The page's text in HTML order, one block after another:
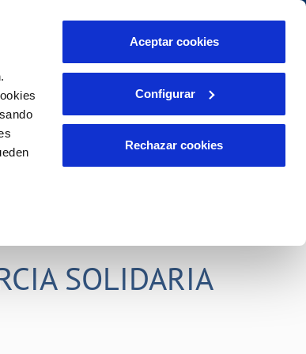
Aceptar cookies
Configurar
Rechazar cookies
INCIDENCIAS
Comunica anomalías o posibles
PORTAL DE TRANSPARENCIA
Área de clientes
SOLIDARIA